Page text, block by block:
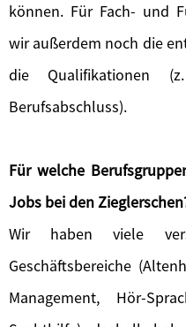
können. Für Fach- und
wir außerdem noch die
die Qualifikationen
Berufsabschluss).
Für welche
Jobs bei den
Wir haben viele
Geschäftsbereiche
Management, Hör-